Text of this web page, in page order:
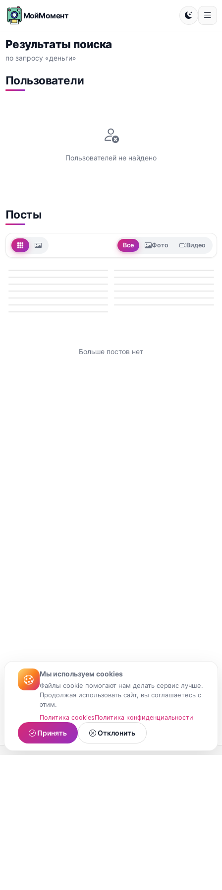
МойМомент
Результаты поиска
по запросу «деньги»
Пользователи
Пользователей не найдено
Посты
Все Фото Видео
Больше постов нет
Мы используем cookies
Файлы cookie помогают нам делать сервис лучше.
Продолжая использовать сайт, вы соглашаетесь с
этим.
Политика cookiesПолитика конфиденциальности
Принять Отклонить